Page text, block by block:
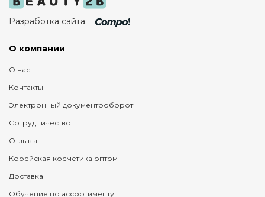
Разработка сайта:
О компании
О нас
Контакты
Электронный документооборот
Сотрудничество
Отзывы
Корейская косметика оптом
Доставка
Обучение по ассортименту